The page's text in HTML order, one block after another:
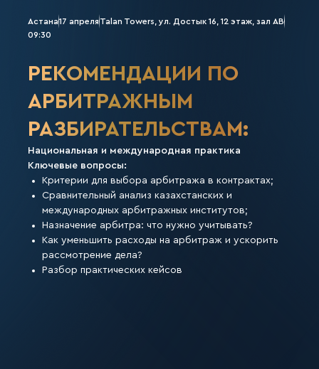
РЕКОМЕНДАЦИИ ПО
АРБИТРАЖНЫМ
РАЗБИРАТЕЛЬСТВАМ:
Национальная и международная практика
Ключевые вопросы:
Критерии для выбора арбитража в контрактах;
Сравнительный анализ казахстанских и
международных арбитражных институтов;
⁠Назначение арбитра: что нужно учитывать?
Как уменьшить расходы на арбитраж и ускорить
рассмотрение дела?
Разбор практических кейсов
Астана17 апреля Talan Towers, ул. Достык 16, 12 этаж, зал AB
09:30